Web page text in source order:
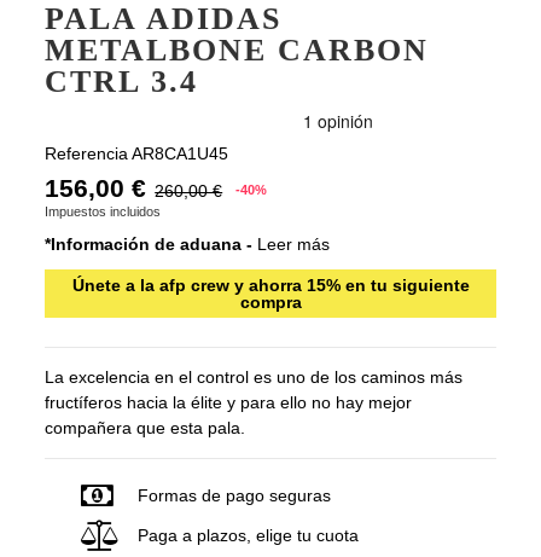
PALA ADIDAS
METALBONE CARBON
CTRL 3.4
Referencia AR8CA1U45
156,00 € 260,00 €
-40%
Impuestos incluidos
*Información de aduana - Leer más
Únete a la afp crew y ahorra 15% en tu siguiente
compra
La excelencia en el control es uno de los caminos más
fructíferos hacia la élite y para ello no hay mejor
compañera que esta pala.
Formas de pago seguras
Paga a plazos, elige tu cuota